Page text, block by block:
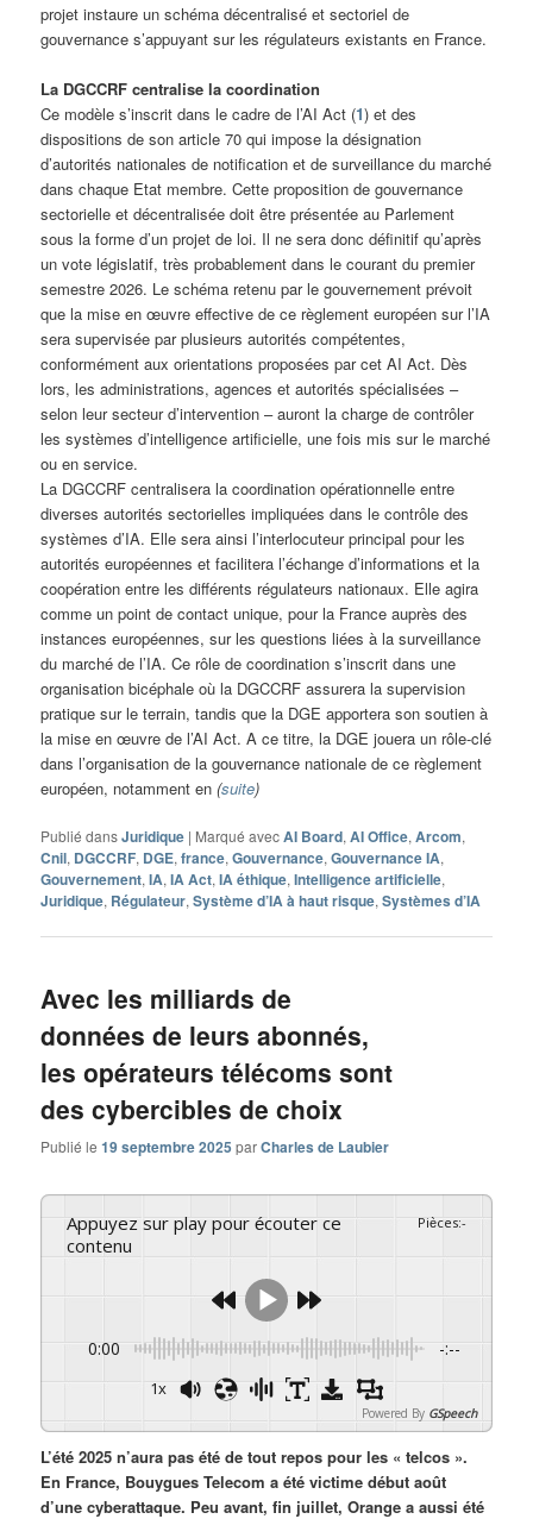
projet instaure un schéma décentralisé et sectoriel de
gouvernance s’appuyant sur les régulateurs existants en France.
La DGCCRF centralise la coordination
Ce modèle s’inscrit dans le cadre de l’AI Act (1) et des
dispositions de son article 70 qui impose la désignation
d’autorités nationales de notification et de surveillance du marché
dans chaque Etat membre. Cette proposition de gouvernance
sectorielle et décentralisée doit être présentée au Parlement
sous la forme d’un projet de loi. Il ne sera donc définitif qu’après
un vote législatif, très probablement dans le courant du premier
semestre 2026. Le schéma retenu par le gouvernement prévoit
que la mise en œuvre effective de ce règlement européen sur l’IA
sera supervisée par plusieurs autorités compétentes,
conformément aux orientations proposées par cet AI Act. Dès
lors, les administrations, agences et autorités spécialisées –
selon leur secteur d’intervention – auront la charge de contrôler
les systèmes d’intelligence artificielle, une fois mis sur le marché
ou en service.
La DGCCRF centralisera la coordination opérationnelle entre
diverses autorités sectorielles impliquées dans le contrôle des
systèmes d’IA. Elle sera ainsi l’interlocuteur principal pour les
autorités européennes et facilitera l’échange d’informations et la
coopération entre les différents régulateurs nationaux. Elle agira
comme un point de contact unique, pour la France auprès des
instances européennes, sur les questions liées à la surveillance
du marché de l’IA. Ce rôle de coordination s’inscrit dans une
organisation bicéphale où la DGCCRF assurera la supervision
pratique sur le terrain, tandis que la DGE apportera son soutien à
la mise en œuvre de l’AI Act. A ce titre, la DGE jouera un rôle-clé
dans l’organisation de la gouvernance nationale de ce règlement
européen, notamment en(suite)
Publié dansJuridique | Marqué avecAI Board,AI Office,Arcom,
Cnil, DGCCRF, DGE,france,Gouvernance,Gouvernance IA,
Gouvernement,IA,IA Act,IA éthique,Intelligence artificielle,
Juridique, Régulateur,Système d’IA à haut risque,Systèmes d’IA
Avec les milliards de
données de leurs abonnés,
les opérateurs télécoms sont
des cybercibles de choix
Publié le19 septembre 2025 parCharles de Laubier
Appuyez sur play pour écouter ce
contenu
Pièces:-
0:00 -:--
1x
Powered By GSpeech
L’été 2025 n’aura pas été de tout repos pour les « telcos ».
En France, Bouygues Telecom a été victime début août
d’une cyberattaque. Peu avant, fin juillet, Orange a aussi été